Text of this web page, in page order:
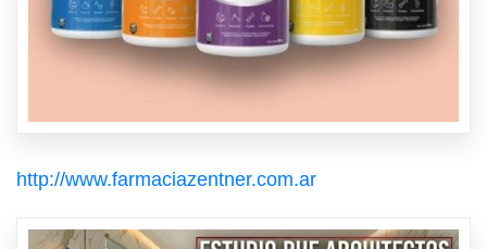
http://www.farmaciazentner.com.ar